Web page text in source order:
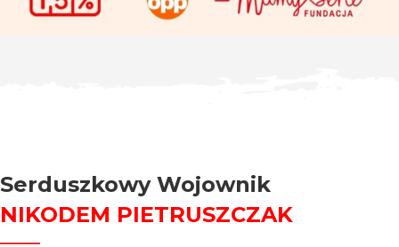
Serduszkowy Wojownik
NIKODEM PIETRUSZCZAK